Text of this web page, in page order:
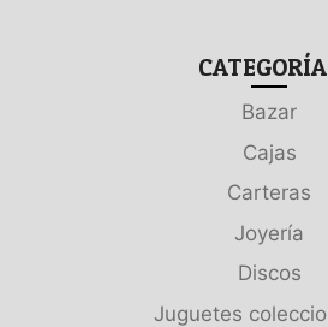
Bazar
Cajas
Carteras
Joyería
Discos
Juguetes